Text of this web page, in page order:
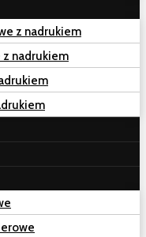
z nadrukiem
z nadrukiem